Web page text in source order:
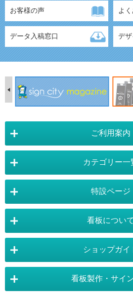
お客様の声 よ
データ入稿窓口 デ
ご利用案内
店舗詳細情報
運営会社 :株式会社トレード
〒454-0011 愛知県 名古屋市中川区山王
TEL:052-265-7603 FAX:052-350-2662
お気軽にお問い合わせ下さい。
お問合せ
カテゴリー一
スタンド看板：オプション バ
自立看板 フ
壁面看板
特設ページ
バナースタンド特設ページ 大
イーゼルスタンド特設ページ ホ
看板について
看板設置のきまり 看
ショップガイ
看板製作・サイ